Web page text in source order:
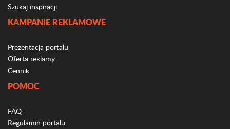
Szukaj inspiracji
KAMPANIE REKLAMOWE
Prezentacja portalu
Oferta reklamy
Cennik
POMOC
FAQ
Regulamin portalu